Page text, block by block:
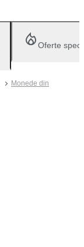
Oferte
Monede din